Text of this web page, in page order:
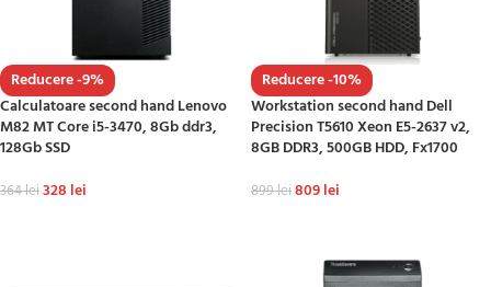
Reducere -9%
Calculatoare second hand Lenovo
M82 MT Core i5-3470, 8Gb ddr3,
128Gb SSD
364lei328 lei
Reducere -10%
Workstation second hand Dell
Precision T5610 Xeon E5-2637 v2,
8GB DDR3, 500GB HDD, Fx1700
899lei809lei